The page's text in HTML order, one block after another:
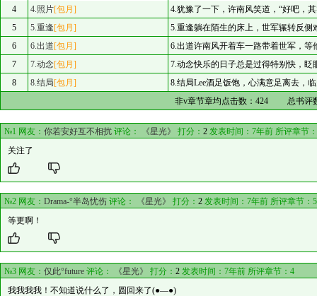
4
4.照片[包月]
4.犹豫了一下，许南风笑道，“好吧
5
5.重逢[包月]
5.重逢躺在陌生的床上，世军辗转反
6
6.出道[包月]
6.出道许南风开着车一路带着世军，
7
7.动念[包月]
7.动念快乐的日子总是过得特别快，
8
8.结局[包月]
8.结局Lee酒足饭饱，心满意足离去
非v章节章均点击数：424 总书评
№1 网友： 你若安好互不相扰 评论： 《星光》 打分： 2 发表时间：7年前 所评章节：
关注了
№2 网友： Drama-°半岛忧伤 评论： 《星光》 打分： 2 发表时间：7年前 所评章节： 5
等更啊！
№3 网友： 仅此°future 评论： 《星光》 打分： 2 发表时间：7年前 所评章节： 4
我我我我！不知道说什么了，圆回来了(●—●)